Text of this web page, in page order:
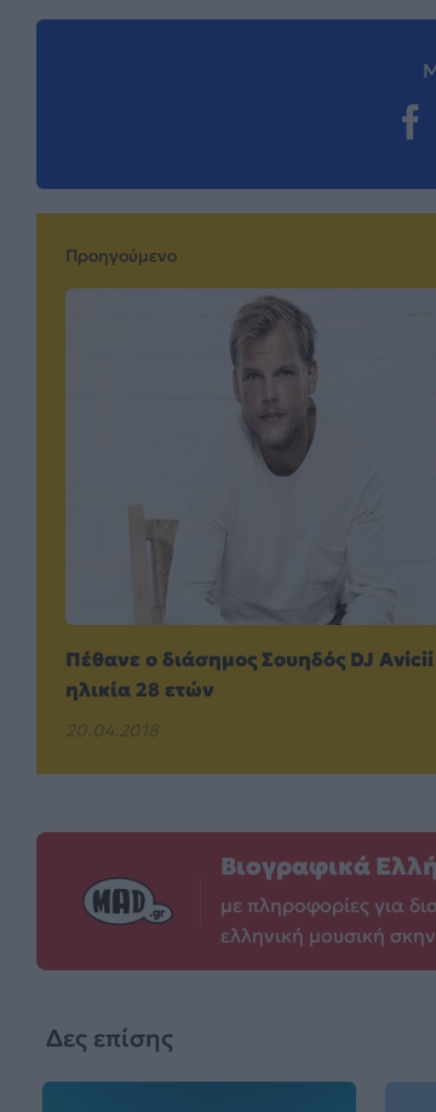
Προηγούμενο
Πέθανε ο διάσημος Σουηδός DJ
ηλικία 28 ετών
20.04.2018
Βιογραφικά
με πληροφορίες για
ελληνική μουσική
Δες επίσης